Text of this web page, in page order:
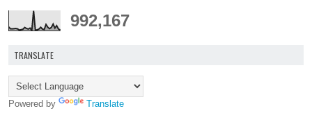
992,167
TRANSLATE
Powered by Translate